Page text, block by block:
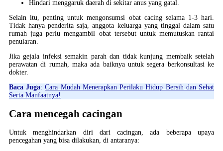
Hindari menggaruk daerah di sekitar anus yang gatal.
Selain itu, penting untuk mengonsumsi obat cacing selama 1-3 hari.
Tidak hanya penderita saja, anggota keluarga yang tinggal dalam satu
rumah juga perlu mengambil obat tersebut untuk memutuskan rantai
penularan.
Jika gejala infeksi semakin parah dan tidak kunjung membaik setelah
perawatan di rumah, maka ada baiknya untuk segera berkonsultasi ke
dokter.
Baca Juga:Cara Mudah Menerapkan Perilaku Hidup Bersih dan Sehat
Serta Manfaatnya!
Cara mencegah cacingan
Untuk menghindarkan diri dari cacingan, ada beberapa upaya
pencegahan yang bisa dilakukan, di antaranya: